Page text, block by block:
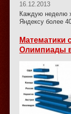
16.12.2013
Каждую неделю
Яндексу более
Математики
Олимпиады